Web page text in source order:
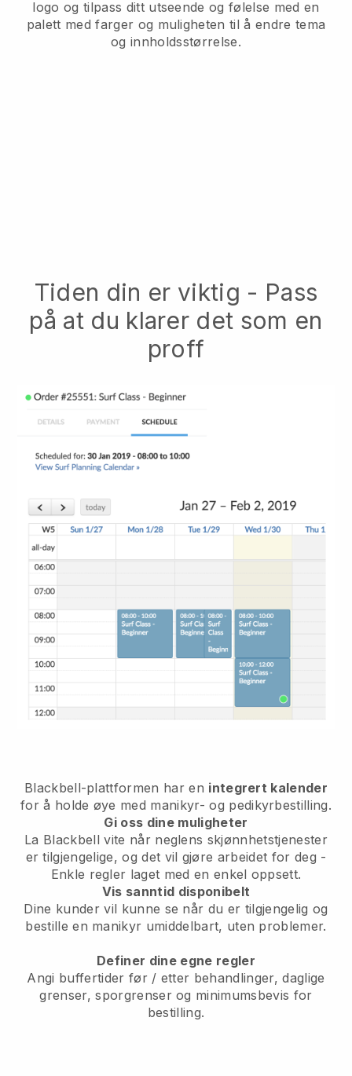
logo og tilpass ditt utseende og følelse med en
palett med farger og muligheten til å endre tema
og innholdsstørrelse.
Tiden din er viktig - Pass
på at du klarer det som en
proff
Blackbell-plattformen har en integrert kalender
for å holde øye med manikyr- og pedikyrbestilling.
Gi oss dine muligheter
La Blackbell vite når neglens skjønnhetstjenester
er tilgjengelige, og det vil gjøre arbeidet for deg -
Enkle regler laget med en enkel oppsett.
Vis sanntid disponibelt
Dine kunder vil kunne se når du er tilgjengelig og
bestille en manikyr umiddelbart, uten problemer.
Definer dine egne regler
Angi buffertider før / etter behandlinger, daglige
grenser, sporgrenser og minimumsbevis for
bestilling.